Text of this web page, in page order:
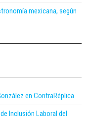
mexicana, según
en ContraRéplica
Inclusión Laboral del